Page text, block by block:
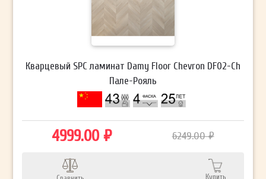
Кварцевый SPC ламинат Damy Floor Chevron DF02-Ch
Пале-Рояль
4999.00 ₽ 6249.00 ₽
Купить